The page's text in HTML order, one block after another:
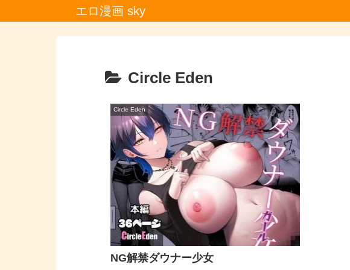
エロ漫画 sky
Circle Eden
Circle Eden
NG解禁ダウナー少女